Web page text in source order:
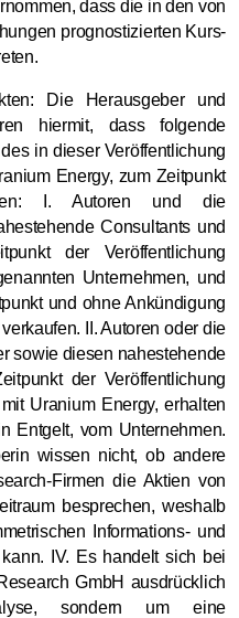
dass die in den von
prognostizierten Kurs-
Die Herausgeber und
hiermit, dass folgende
in dieser Veröffentlichung
Energy, zum Zeitpunkt
I. Autoren und die
Consultants und
der Veröffentlichung
Unternehmen, und
und ohne Ankündigung
II. Autoren oder die
sowie diesen nahestehende
der Veröffentlichung
Uranium Energy, erhalten
Entgelt, vom Unternehmen.
wissen nicht, ob andere
Firmen die Aktien von
besprechen, weshalb
Informations- und
IV. Es handelt sich bei
GmbH ausdrücklich
sondern um eine